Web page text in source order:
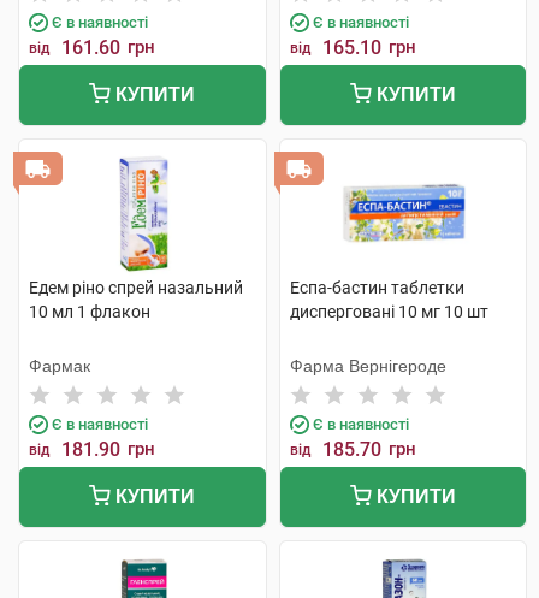
Є в наявності
від 161.60 грн
КУПИТИ
Є в наявності
від 165.10 грн
КУПИТИ
Едем ріно спрей назальний
10 мл 1 флакон
Фармак
Є в наявності
від 181.90 грн
КУПИТИ
Еспа-бастин таблетки
дисперговані 10 мг 10 шт
Фарма Вернігероде
Є в наявності
від 185.70 грн
КУПИТИ